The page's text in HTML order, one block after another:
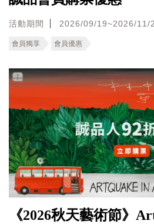
活動期間 2026/09/19~2026/11/
會員獨享 會員優惠
《2026秋天藝術節》